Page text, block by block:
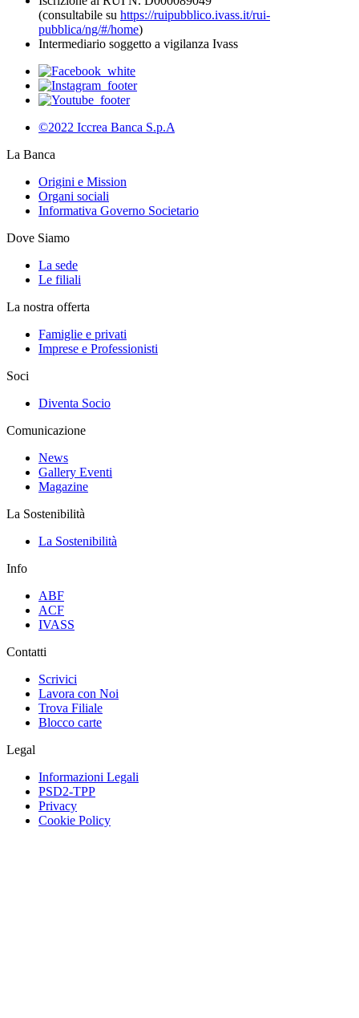
(consultabile su https://ruipubblico.ivass.it/rui-
pubblica/ng/#/home)
Intermediario soggetto a vigilanza Ivass
©2022 Iccrea Banca S.p.A
La Banca
Origini e Mission
Organi sociali
Informativa Governo Societario
Dove Siamo
La sede
Le filiali
La nostra offerta
Famiglie e privati
Imprese e Professionisti
Soci
Diventa Socio
Comunicazione
News
Gallery Eventi
Magazine
La Sostenibilità
La Sostenibilità
Info
ABF
ACF
IVASS
Contatti
Scrivici
Lavora con Noi
Trova Filiale
Blocco carte
Legal
Informazioni Legali
PSD2-TPP
Privacy
Cookie Policy